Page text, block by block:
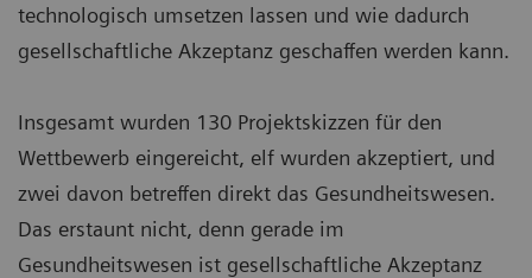
technologisch umsetzen lassen und wie dadurch
gesellschaftliche Akzeptanz geschaffen werden kann.
Insgesamt wurden 130 Projektskizzen für den
Wettbewerb eingereicht, elf wurden akzeptiert, und
zwei davon betreffen direkt das Gesundheitswesen.
Das erstaunt nicht, denn gerade im
Gesundheitswesen ist gesellschaftliche Akzeptanz